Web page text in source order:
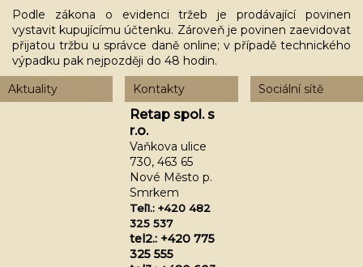
Podle zákona o evidenci tržeb je prodávající povinen
vystavit kupujícímu účtenku. Zároveň je povinen zaevidovat
přijatou tržbu u správce daně online; v případě technického
výpadku pak nejpozději do 48 hodin.
Aktuality
Kontakty
Retap spol. s
r.o.
Vaňkova ulice
730, 463 65
Nové Město p.
Smrkem
Tel1.: +420 482
325 537
tel2.: +420 775
325 555
Sociální sítě